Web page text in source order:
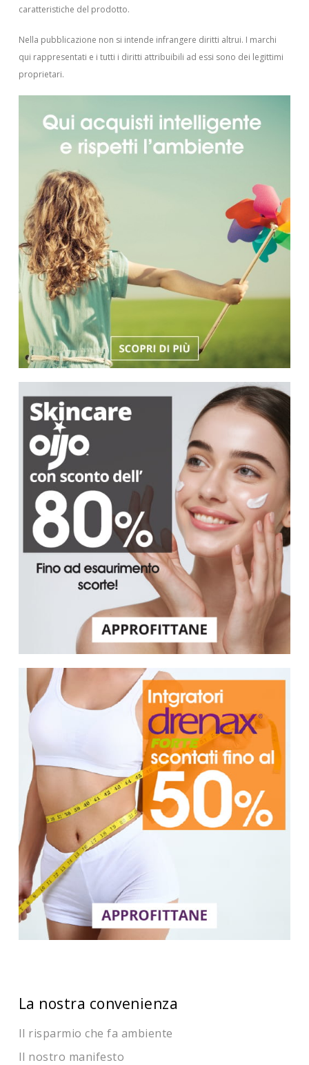
caratteristiche del prodotto.
Nella pubblicazione non si intende infrangere diritti altrui. I marchi
qui rappresentati e i tutti i diritti attribuibili ad essi sono dei legittimi
proprietari.
La nostra convenienza
Il risparmio che fa ambiente
Il nostro manifesto